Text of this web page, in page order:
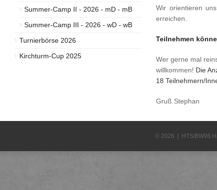
Summer-Camp II - 2026 - mD - mB
Summer-Camp III - 2026 - wD - wB
Turnierbörse 2026
Kirchturm-Cup 2025
Wir orientieren
erreichen.
Teilnehmen
Wer gerne mal
willkommen! Die
18 Teilnehmern/
Gruß Stephan
© 2026 | HTS/BW96